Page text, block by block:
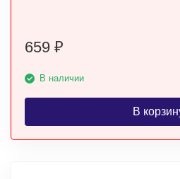
659 ₽
В наличии
В